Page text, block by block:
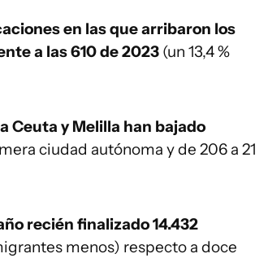
en las que arribaron los
a las 610 de 2023 (un 13,4 %
Ceuta y Melilla han bajado
ciudad autónoma y de 206 a 21
recién finalizado 14.432
menos) respecto a doce